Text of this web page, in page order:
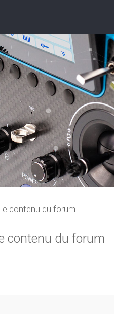
contenu du forum
contenu du forum